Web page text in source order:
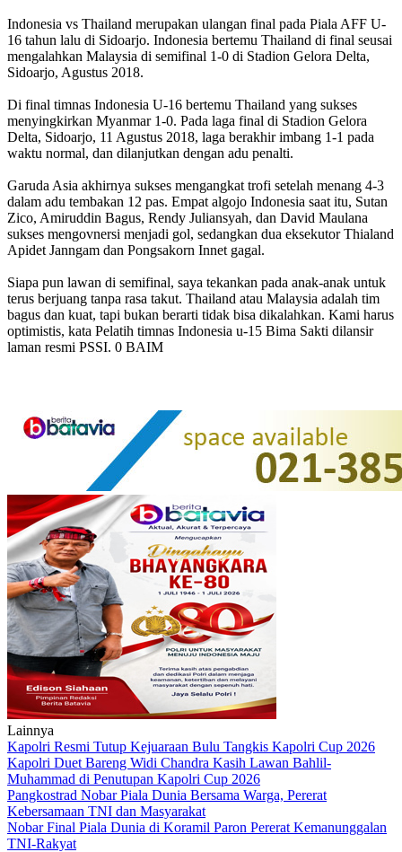
Indonesia vs Thailand merupakan ulangan final pada Piala AFF U-
16 tahun lalu di Sidoarjo. Indonesia bertemu Thailand di final seusai
mengalahkan Malaysia di semifinal 1-0 di Stadion Gelora Delta,
Sidoarjo, Agustus 2018.
Di final timnas Indonesia U-16 bertemu Thailand yang sukses
menyingkirkan Myanmar 1-0. Pada laga final di Stadion Gelora
Delta, Sidoarjo, 11 Agustus 2018, laga berakhir imbang 1-1 pada
waktu normal, dan dilanjutkan dengan adu penalti.
Garuda Asia akhirnya sukses mengangkat trofi setelah menang 4-3
dalam adu tembakan 12 pas. Empat algojo Indonesia saat itu, Sutan
Zico, Amiruddin Bagus, Rendy Juliansyah, dan David Maulana
sukses mengovnersi menjadi gol, sedangkan dua eksekutor Thialand
Apidet Janngam dan Pongsakorn Innet gagal.
Siapa pun lawan di semifinal, saya tekankan pada anak-anak untuk
terus berjuang tanpa rasa takut. Thailand atau Malaysia adalah tim
bagus dan kuat, tapi bukan berarti tidak bisa dikalahkan. Kami harus
optimistis, kata Pelatih timnas Indonesia u-15 Bima Sakti dilansir
laman resmi PSSI. 0 BAIM
Lainnya
Kapolri Resmi Tutup Kejuaraan Bulu Tangkis Kapolri Cup 2026
Kapolri Duet Bareng Widi Chandra Kasih Lawan Bahlil-
Muhammad di Penutupan Kapolri Cup 2026
Pangkostrad Nobar Piala Dunia Bersama Warga, Pererat
Kebersamaan TNI dan Masyarakat
Nobar Final Piala Dunia di Koramil Paron Pererat Kemanunggalan
TNI-Rakyat